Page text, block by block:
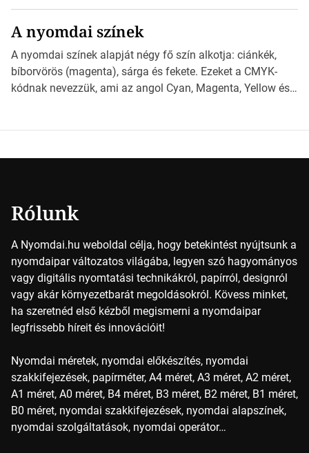
*Hirdetés Ebben a cikkben a papírméretek izgalmas
világába kalauzolunk el téged, hogy jobban megértsd,
milyen szempontok alapján érdemes választanod a
jövőben. Bevezetés a papírméretek világába A […]
A nyomdai színek
A nyomdai színek alapját négy fő szín alkotja: ciánkék,
bíborvörös (magenta), sárga és fekete. Ezeket a CMYK-
kódnak nevezzük, ami az angol Cyan, Magenta, Yellow és
Rólunk
A Nyomdai.hu weboldal célja, hogy betekintést nyújtsunk a
nyomdaipar változatos világába, legyen szó hagyományos
vagy digitális nyomtatási technikákról, papírról, designról
vagy akár környezetbarát megoldásokról. Kövess minket,
ha szeretnéd első kézből megismerni a nyomdaipar
legfrissebb híreit és innovációit!
Nyomdai méretek, nyomdai előkészítés, nyomdai
szakkifejezések, papírméter, A4 méret, A3 méret, A2 méret,
A1 méret, A0 méret, B4 méret, B3 méret, B2 méret, B1 méret,
B0 méret, nyomdai szakkifejezések, nyomdai alapszínek,
nyomdai szolgáltatások, nyomdai operátor…